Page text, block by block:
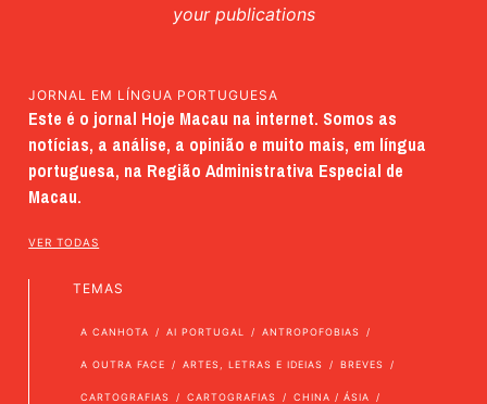
your publications
JORNAL EM LÍNGUA PORTUGUESA
Este é o jornal Hoje Macau na internet. Somos as
notícias, a análise, a opinião e muito mais, em língua
portuguesa, na Região Administrativa Especial de
Macau.
VER TODAS
TEMAS
A CANHOTA AI PORTUGAL ANTROPOFOBIAS
A OUTRA FACE ARTES, LETRAS E IDEIAS BREVES
CARTOGRAFIAS CARTOGRAFIAS CHINA / ÁSIA